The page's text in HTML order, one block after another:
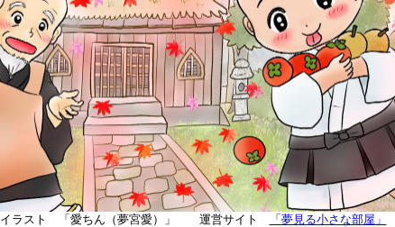
イラスト 「愛ちん（夢宮愛）」 運営サイト 「夢見る小さな部屋」